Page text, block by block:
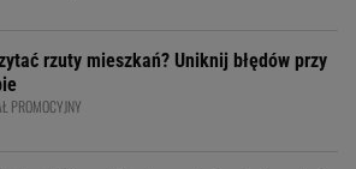
rzuty mieszkań? Uniknij błędów przy
PROMOCYJNY